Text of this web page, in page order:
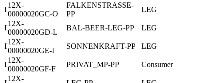
I
12X-
00000020GC-O
FALKENSTRASSE-
PP
LEG
I
12X-
00000020GD-L
BAL-BEER-LEG-PP LEG
I
12X-
00000020GE-I
SONNENKRAFT-PP LEG
I
12X-
00000020GF-F
PRIVAT_MP-PP Consumer
12X-